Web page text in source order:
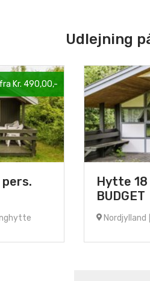
Udlejning
Kr. 490,00,-
Hytte
BUDGET
Nordjylland